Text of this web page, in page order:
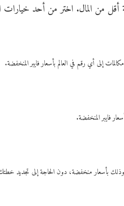
وذلك بأسعار منخفضة، دون الحاجة إلى